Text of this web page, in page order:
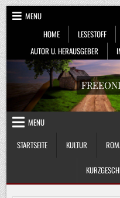
Skip
to
content
MENU
HOME
LESESTOFF
AUTOR U. HERAUSGEBER
MENU
STARTSEITE
KULTUR